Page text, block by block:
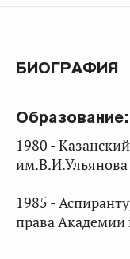
БИОГРАФИЯ
Образование:
1980 -
1985 -
права